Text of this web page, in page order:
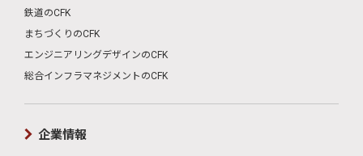
鉄道のCFK
まちづくりのCFK
エンジニアリングデザインのCFK
総合インフラマネジメントのCFK
企業情報